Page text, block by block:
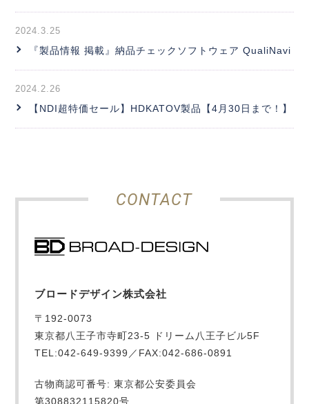
2024.3.25
『製品情報 掲載』納品チェックソフトウェア QualiNavi
2024.2.26
【NDI超特価セール】HDKATOV製品【4月30日まで！】
CONTACT
ブロードデザイン株式会社
〒192-0073
東京都八王子市寺町23-5 ドリーム八王子ビル5F
TEL:042-649-9399／FAX:042-686-0891
古物商認可番号: 東京都公安委員会
第308832115820号